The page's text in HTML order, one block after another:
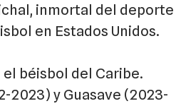
inmortal del deporte
en Estados Unidos.
béisbol del Caribe.
2023) y Guasave (2023-